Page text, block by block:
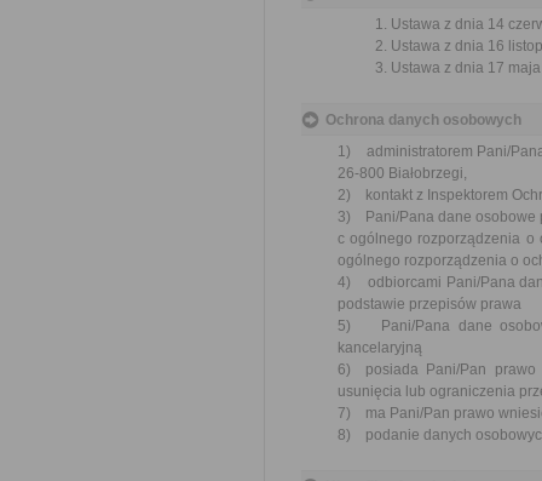
Ustawa z dnia 14
Ustawa z dnia 16
Ustawa z dnia 17
Ochrona danych osobowych
1) administratorem Pani/
26-800 Białobrzegi,
2) kontakt z Inspektorem
3) Pani/Pana dane osobowe
c ogólnego rozporządzenia o
ogólnego rozporządzenia o
4) odbiorcami Pani/Pana
podstawie przepisów prawa
5) Pani/Pana dane
kancelaryjną
6) posiada Pani/Pan prawo
usunięcia lub ograniczenia
7) ma Pani/Pan prawo
8) podanie danych